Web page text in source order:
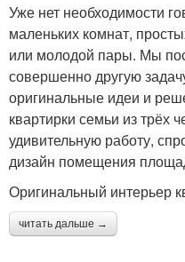
Уже нет необходимости
маленьких комнат,
или молодой пары. Мы
совершенно другую
оригинальные идеи и
квартирки семьи из трёх
удивительную работу,
дизайн помещения
Оригинальный интерьер
читать дальше →